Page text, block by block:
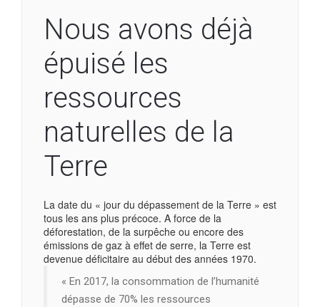
Nous avons déjà
épuisé les
ressources
naturelles de la
Terre
La date du « jour du dépassement de la Terre » est
tous les ans plus précoce. A force de la
déforestation, de la surpêche ou encore des
émissions de gaz à effet de serre, la Terre est
devenue déficitaire au début des années 1970.
« En 2017, la consommation de l’humanité
dépasse de 70% les ressources